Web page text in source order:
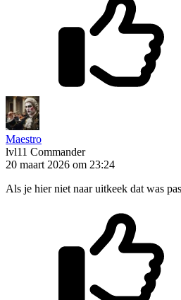
Maestro
lvl11 Commander
20 maart 2026 om 23:24
Als je hier niet naar uitkeek dat was